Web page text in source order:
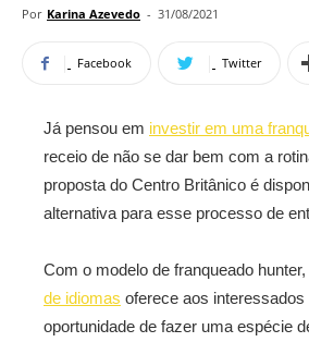
Por Karina Azevedo - 31/08/2021
Facebook Twitter
Já pensou em investir em uma
receio de não se dar bem com a
proposta do Centro Britânico é
alternativa para esse processo de
Com o modelo de franqueado hunter,
de idiomas oferece aos interessados
oportunidade de fazer uma espécie